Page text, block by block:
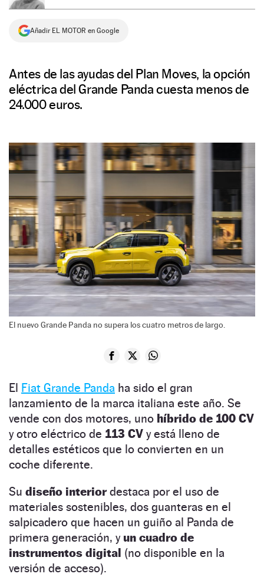
Añadir EL MOTOR en Google
Antes de las ayudas del Plan Moves, la opción
eléctrica del Grande Panda cuesta menos de
24.000 euros.
El nuevo Grande Panda no supera los cuatro metros de largo.
El Fiat Grande Panda ha sido el gran
lanzamiento de la marca italiana este año. Se
vende con dos motores, uno híbrido de 100 CV
y otro eléctrico de 113 CV y está lleno de
detalles estéticos que lo convierten en un
coche diferente.
Su diseño interiordestaca por el uso de
materiales sostenibles, dos guanteras en el
salpicadero que hacen un guiño al Panda de
primera generación, yun cuadro de
instrumentos digital (no disponible en la
versión de acceso).